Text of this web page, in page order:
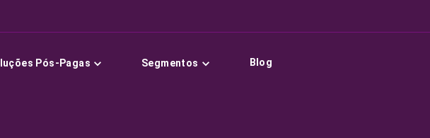
Pós-Pagas Segmentos Blog